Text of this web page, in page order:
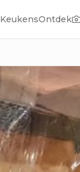
KeukensOntdek